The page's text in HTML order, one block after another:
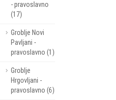
- pravoslavno
(17)
Groblje Novi
Pavljani -
pravoslavno (1)
Groblje
Hrgovljani -
pravoslavno (6)